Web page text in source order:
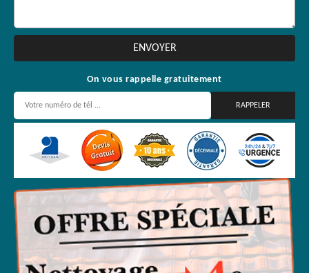
On vous rappelle gratuitement